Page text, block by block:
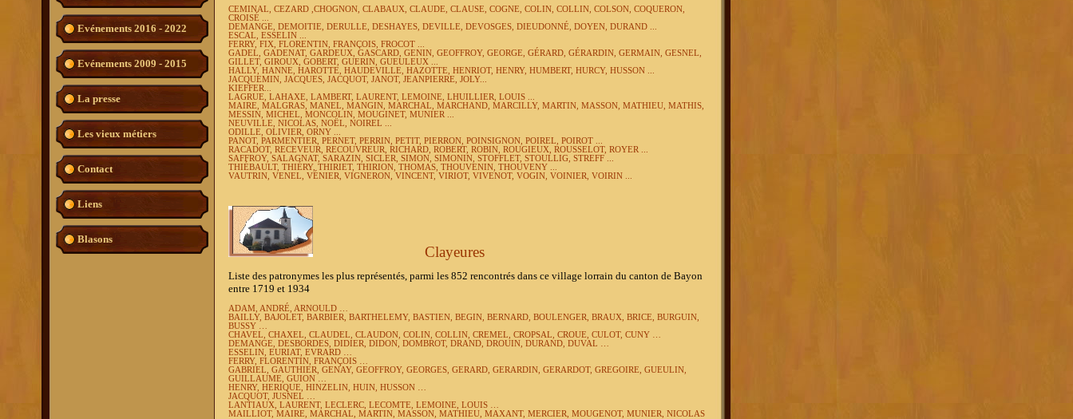
Evénements 2016 - 2022
Evénements 2009 - 2015
La presse
Les vieux métiers
Contact
Liens
Blasons
CEMINAL, CEZARD ,CHOGNON, CLABAUX, CLAUDE, CLAUSE, COGNE, COLIN, COLLIN, COLSON, COQUERON,
CROISÉ ...
DEMANGE, DEMOITIE, DERULLE, DESHAYES, DEVILLE, DEVOSGES, DIEUDONNÉ, DOYEN, DURAND ...
ESCAL, ESSELIN ...
FERRY, FIX, FLORENTIN, FRANÇOIS, FROCOT ...
GADEL, GADENAT, GARDEUX, GASCARD, GENIN, GEOFFROY, GEORGE, GÉRARD, GÉRARDIN, GERMAIN, GESNEL,
GILLET, GIROUX, GOBERT, GUERIN, GUEULEUX ...
HALLY, HANNE, HAROTTE, HAUDEVILLE, HAZOTTE, HENRIOT, HENRY, HUMBERT, HURCY, HUSSON ...
JACQUEMIN, JACQUES, JACQUOT, JANOT, JEANPIERRE, JOLY...
KIEFFER...
LAGRUE, LAHAXE, LAMBERT, LAURENT, LEMOINE, LHUILLIER, LOUIS ...
MAIRE, MALGRAS, MANEL, MANGIN, MARCHAL, MARCHAND, MARCILLY, MARTIN, MASSON, MATHIEU, MATHIS,
MESSIN, MICHEL, MONCOLIN, MOUGINET, MUNIER ...
NEUVILLE, NICOLAS, NOËL, NOIREL ...
ODILLE, OLIVIER, ORNY ...
PANOT, PARMENTIER, PERNET, PERRIN, PETIT, PIERRON, POINSIGNON, POIREL, POIROT ...
RACADOT, RECEVEUR, RECOUVREUR, RICHARD, ROBERT, ROBIN, ROUGIEUX, ROUSSELOT, ROYER ...
SAFFROY, SALAGNAT, SARAZIN, SICLER, SIMON, SIMONIN, STOFFLET, STOULLIG, STREFF ...
THIÉBAULT, THIÉRY, THIRIET, THIRION, THOMAS, THOUVENIN, THOUVENY ...
VAUTRIN, VENEL, VÉNIER, VIGNERON, VINCENT, VIRIOT, VIVENOT, VOGIN, VOINIER, VOIRIN ...
Clayeures
Liste des patronymes les plus représentés, parmi les 852 rencontrés dans ce village lorrain du canton de Bayon
entre 1719 et 1934
ADAM, ANDRÉ, ARNOULD …
BAILLY, BAJOLET, BARBIER, BARTHELEMY, BASTIEN, BEGIN, BERNARD, BOULENGER, BRAUX, BRICE, BURGUIN,
BUSSY …
CHAVEL, CHAXEL, CLAUDEL, CLAUDON, COLIN, COLLIN, CREMEL, CROPSAL, CROUE, CULOT, CUNY …
DEMANGE, DESBORDES, DIDIER, DIDON, DOMBROT, DRAND, DROUIN, DURAND, DUVAL …
ESSELIN, EURIAT, EVRARD …
FERRY, FLORENTIN, FRANÇOIS …
GABRIEL, GAUTHIER, GENAY, GEOFFROY, GEORGES, GERARD, GERARDIN, GERARDOT, GREGOIRE, GUEULIN,
GUILLAUME, GUION …
HENRY, HERIQUE, HINZELIN, HUIN, HUSSON …
JACQUOT, JUSNEL …
LANTIAUX, LAURENT, LECLERC, LECOMTE, LEMOINE, LOUIS …
MAILLIOT, MAIRE, MARCHAL, MARTIN, MASSON, MATHIEU, MAXANT, MERCIER, MOUGENOT, MUNIER, NICOLAS